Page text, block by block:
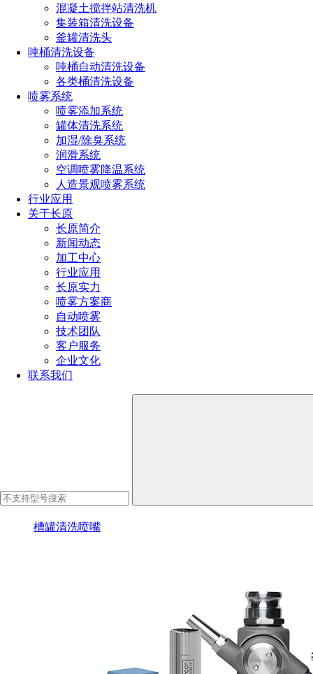
混凝土搅拌站清洗机
集装箱清洗设备
釜罐清洗头
吨桶清洗设备
吨桶自动清洗设备
各类桶清洗设备
喷雾系统
喷雾添加系统
罐体清洗系统
加湿/除臭系统
润滑系统
空调喷雾降温系统
人造景观喷雾系统
行业应用
关于长原
长原简介
新闻动态
加工中心
行业应用
长原实力
喷雾方案商
自动喷雾
技术团队
客户服务
企业文化
联系我们
喷嘴规格型号参数（附：选择合适喷嘴的4个小技巧）
喷嘴的规格和型号选择方法（超详细喷嘴选型方法）
消防喷头型号类型及其应用大全（不同环境消防喷头的
选型技巧）
喷雾器喷头的种类有哪些型号（雾化喷头哪种效果最好
用）
喷头的种类有哪些（喷头分类全解析）
全国服务热线
191-1929-8456
产品推荐
槽罐清洗喷嘴